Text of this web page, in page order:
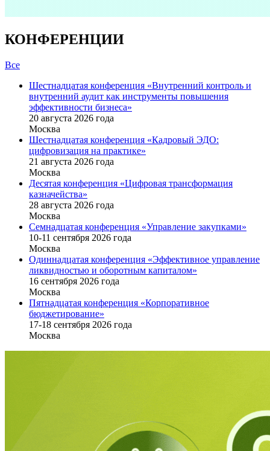
КОНФЕРЕНЦИИ
Все
Шестнадцатая конференция «Внутренний контроль и
внутренний аудит как инструменты повышения
эффективности бизнеса»
20 августа 2026 года
Москва
Шестнадцатая конференция «Кадровый ЭДО:
цифровизация на практике»
21 августа 2026 года
Москва
Десятая конференция «Цифровая трансформация
казначейства»
28 августа 2026 года
Москва
Семнадцатая конференция «Управление закупками»
10-11 сентября 2026 года
Москва
Одиннадцатая конференция «Эффективное управление
ликвидностью и оборотным капиталом»
16 cентября 2026 года
Москва
Пятнадцатая конференция «Корпоративное
бюджетирование»
17-18 сентября 2026 года
Москва